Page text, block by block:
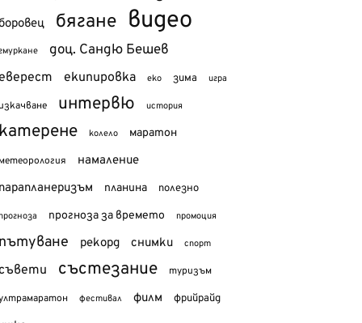
бягане видео
доц. Сандю Бешев
екипировка еко зима игра
интервю история
колело маратон
намаление
планина полезно
прогноза за времето промоция
рекорд снимки спорт
състезание туризъм
фестивал филм фрийрайд